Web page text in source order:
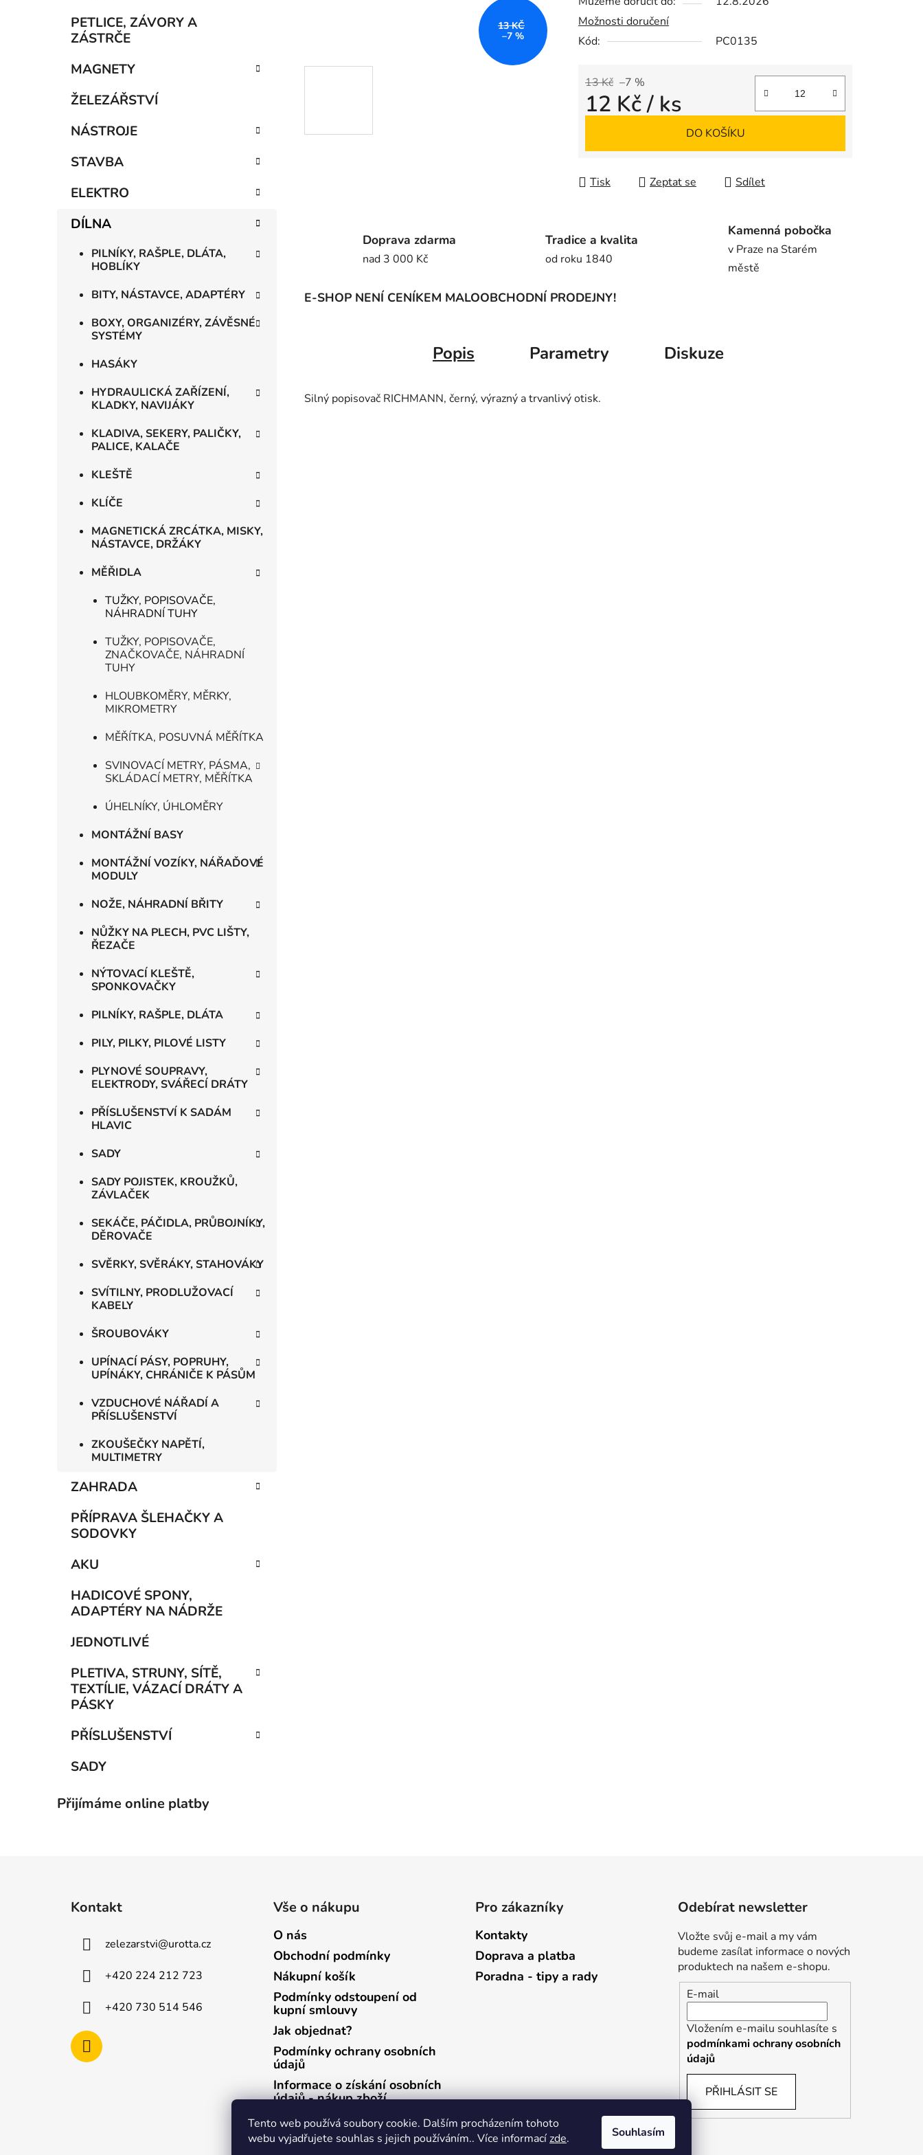
Tento web používá soubory cookie. Dalším procházením tohoto
webu vyjadřujete souhlas s jejich používáním.. Více informacízde. Souhlasím
PETLICE, ZÁVORY A
ZÁSTRČE
MAGNETY
ŽELEZÁŘSTVÍ
NÁSTROJE
STAVBA
ELEKTRO
DÍLNA
PILNÍKY, RAŠPLE, DLÁTA,
HOBLÍKY
BITY, NÁSTAVCE, ADAPTÉRY
BOXY, ORGANIZÉRY, ZÁVĚSNÉ
SYSTÉMY
HASÁKY
HYDRAULICKÁ ZAŘÍZENÍ,
KLADKY, NAVIJÁKY
KLADIVA, SEKERY, PALIČKY,
PALICE, KALAČE
KLEŠTĚ
KLÍČE
MAGNETICKÁ ZRCÁTKA, MISKY,
NÁSTAVCE, DRŽÁKY
MĚŘIDLA
TUŽKY, POPISOVAČE,
NÁHRADNÍ TUHY
TUŽKY, POPISOVAČE,
ZNAČKOVAČE, NÁHRADNÍ
TUHY
HLOUBKOMĚRY, MĚRKY,
MIKROMETRY
MĚŘÍTKA, POSUVNÁ MĚŘÍTKA
SVINOVACÍ METRY, PÁSMA,
SKLÁDACÍ METRY, MĚŘÍTKA
ÚHELNÍKY, ÚHLOMĚRY
MONTÁŽNÍ BASY
MONTÁŽNÍ VOZÍKY, NÁŘAĎOVÉ
MODULY
NOŽE, NÁHRADNÍ BŘITY
NŮŽKY NA PLECH, PVC LIŠTY,
ŘEZAČE
NÝTOVACÍ KLEŠTĚ,
SPONKOVAČKY
PILNÍKY, RAŠPLE, DLÁTA
PILY, PILKY, PILOVÉ LISTY
PLYNOVÉ SOUPRAVY,
ELEKTRODY, SVÁŘECÍ DRÁTY
PŘÍSLUŠENSTVÍ K SADÁM
HLAVIC
SADY
SADY POJISTEK, KROUŽKŮ,
ZÁVLAČEK
SEKÁČE, PÁČIDLA, PRŮBOJNÍKY,
DĚROVAČE
SVĚRKY, SVĚRÁKY, STAHOVÁKY
SVÍTILNY, PRODLUŽOVACÍ
KABELY
ŠROUBOVÁKY
UPÍNACÍ PÁSY, POPRUHY,
UPÍNÁKY, CHRÁNIČE K PÁSŮM
VZDUCHOVÉ NÁŘADÍ A
PŘÍSLUŠENSTVÍ
ZKOUŠEČKY NAPĚTÍ,
MULTIMETRY
ZAHRADA
PŘÍPRAVA ŠLEHAČKY A
SODOVKY
AKU
HADICOVÉ SPONY,
ADAPTÉRY NA NÁDRŽE
JEDNOTLIVÉ
PLETIVA, STRUNY, SÍTĚ,
TEXTÍLIE, VÁZACÍ DRÁTY A
PÁSKY
PŘÍSLUŠENSTVÍ
SADY
Přijímáme online platby
0,0
z
5
Možnosti doručení
Kód:
PC0135
13 Kč –7 %
12 Kč/ ks
DO KOŠÍKU
Tisk Zeptat se Sdílet
13 KČ
–7 %
Doprava zdarma
nad 3 000 Kč
Tradice a kvalita
od roku 1840
Kamenná pobočka
v Praze na Starém
městě
E-SHOP NENÍ CENÍKEM MALOOBCHODNÍ PRODEJNY!
Popis Parametry Diskuze
Silný popisovač RICHMANN, černý, výrazný a trvanlivý otisk.
Kontakt
zelezarstvi@urotta.cz
+420 224 212 723
+420 730 514 546
Vše o nákupu
O nás
Obchodní podmínky
Nákupní košík
Podmínky odstoupení od
kupní smlouvy
Jak objednat?
Podmínky ochrany osobních
údajů
Informace o získání osobních
údajů - nákup zboží
Informace o získání osobních
údajů - zasílání newsletterů
Pro zákazníky
Kontakty
Doprava a platba
Poradna - tipy a rady
Odebírat newsletter
Vložte svůj e-mail a my vám
budeme zasílat informace o nových
produktech na našem e-shopu.
E-mail
Vložením e-mailu souhlasíte s
podmínkami ochrany osobních
údajů
PŘIHLÁSIT SE